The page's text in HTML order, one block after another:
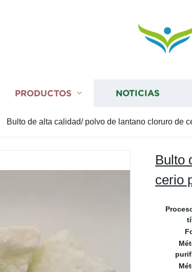
PRODUCTOS NOTICIAS
Bulto de alta calidad/ polvo de lantano cloruro de
Bulto
cerio